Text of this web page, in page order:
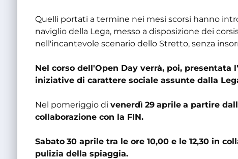
Quelli portati a termine nei mesi scorsi hanno
naviglio della Lega, messo a disposizione dei
nell'incantevole scenario dello Stretto, senza
Nel corso dell'Open Day verrà, poi,
iniziative di carattere sociale assunte dalla
Nel pomeriggio di venerdì 29 aprile a partire
collaborazione con la FIN.
Sabato 30 aprile tra le ore 10,00 e le 12,30 in
pulizia della spiaggia.